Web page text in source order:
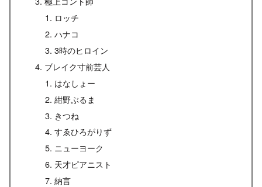
ロッチ
ハナコ
3時のヒロイン
ブレイク寸前芸人
はなしょー
紺野ぶるま
きつね
すゑひろがりず
ニューヨーク
天才ピアニスト
納言